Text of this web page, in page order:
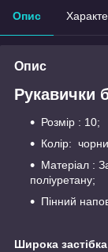
Опис
Опис
Рукавички
Розмір : 10;
Колір:
Матеріал :
поліуретану;
Пінний
Широка